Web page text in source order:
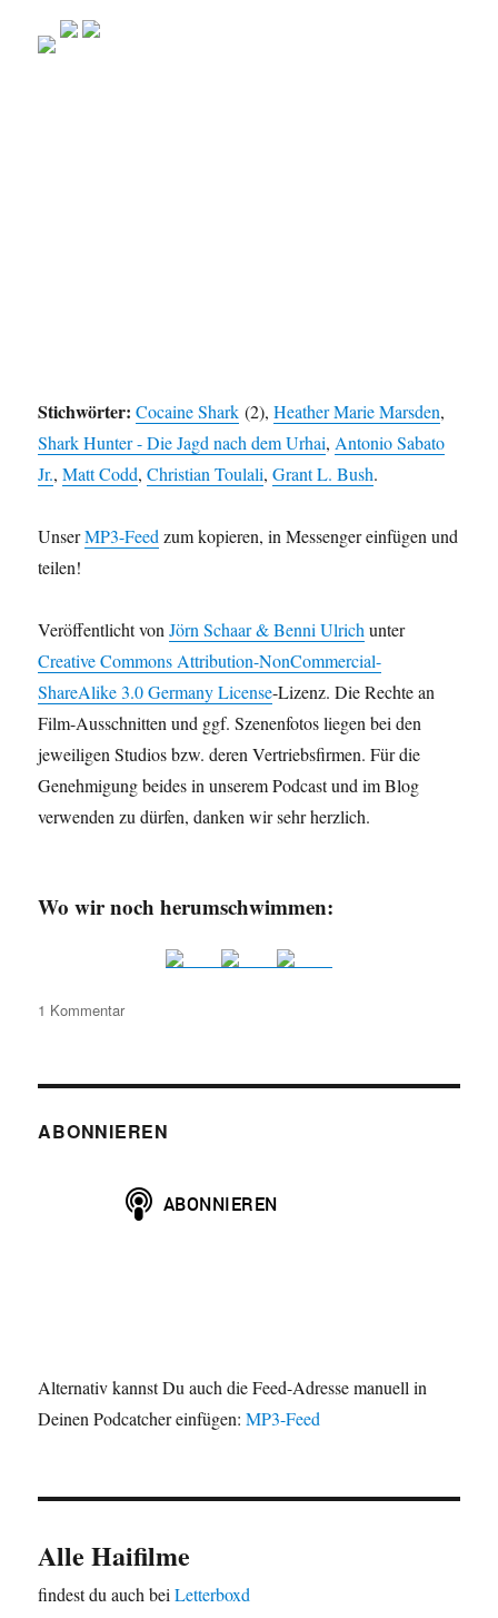
Stichwörter:Cocaine Shark (2),Heather Marie Marsden,
Shark Hunter - Die Jagd nach dem Urhai, Antonio Sabato
Jr.,Matt Codd,Christian Toulali,Grant L. Bush.
UnserMP3-Feed zum kopieren, in Messenger einfügen und
teilen!
Veröffentlicht vonJörn Schaar & Benni Ulrich unter
Creative Commons Attribution-NonCommercial-
ShareAlike 3.0 Germany License-Lizenz. Die Rechte an
Film-Ausschnitten und ggf. Szenenfotos liegen bei den
jeweiligen Studios bzw. deren Vertriebsfirmen. Für die
Genehmigung beides in unserem Podcast und im Blog
verwenden zu dürfen, danken wir sehr herzlich.
Wo wir noch herumschwimmen:
1 Kommentarzu
Hunter
Die
dem
Urhai
ABONNIEREN
Alternativ kannst Du auch die Feed-Adresse manuell in
Deinen Podcatcher einfügen:MP3-Feed
Alle Haifilme
findest du auch beiLetterboxd